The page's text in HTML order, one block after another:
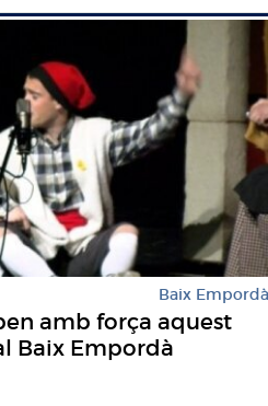
Baix Empordà
amb força aquest
Baix Empordà